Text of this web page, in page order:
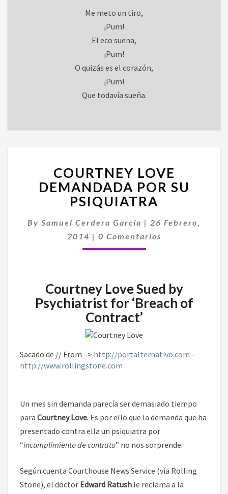
Me meto un tiro,
¡Pum!
El eco suena,
¡Pum!
O quizás es el corazón,
¡Pum!
Que todavía sueña.
LOVE
DEMANDADA
POR
SU
COURTNEY LOVE
DEMANDADA POR SU
PSIQUIATRA
By Samuel Cerdera García | 26 Febrero,
2014 | Comentarios
0 Comentarios
Courtney Love Sued by
Psychiatrist for ‘Breach of
Contract’
Sacado de // From –> http://portalternativo.com –
http://www.rollingstone.com
Un mes sin demanda parecía ser demasiado tiempo
para Courtney Love. Es por ello que la demanda que ha
presentado contra ella un psiquiatra por
“incumplimiento de contrato” no nos sorprende.
Según cuenta Courthouse News Service (vía Rolling
Stone), el doctor Edward Ratush le reclama a la